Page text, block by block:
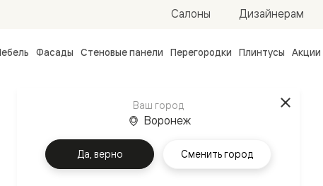
Фасады Стеновые панели Перегородки Плинтусы Акции
Салоны Дизайнерам
Ваш город
Воронеж
Да, верно Сменить город